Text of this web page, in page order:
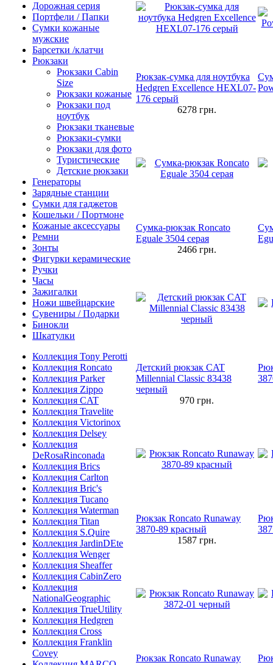
Дорожная серия
Портфели / Папки
Сумки кожаные
мужские
Барсетки /клатчи
Рюкзаки
Рюкзаки Сabin
Size
Рюкзаки кожаные
Рюкзаки под
ноутбук
Рюкзаки тканевые
Рюкзаки-сумки
Рюкзаки для фото
Туристические
Детские рюкзаки
Генераторы
Зарядные станции
Сумки для гаджетов
Кошельки / Портмоне
Кожаные аксессуары
Ремни
Зонты
Фигурки керамические
Ручки
Часы
Зажигалки
Ножи швейцарские
Сувениры / Подарки
Бинокли
Шкатулки
Коллекция Tony Perotti
Коллекция Roncato
Коллекция Parker
Коллекция Zippo
Коллекция CAT
Коллекция Travelite
Коллекция Victorinox
Коллекция Delsey
Коллекция
DeRosaRinconada
Коллекция Brics
Коллекция Carlton
Коллекция Bric's
Коллекция Tucano
Коллекция Waterman
Коллекция Titan
Коллекция S.Quire
Коллекция JardinDEte
Коллекция Wenger
Коллекция Sheaffer
Коллекция CabinZero
Коллекция
NationalGeographic
Коллекция TrueUtility
Коллекция Hedgren
Коллекция Cross
Коллекция Franklin
Covey
Рюкзак-сумка для ноутбука
Hedgren Excellence HEXL07-
176 серый
6278 грн.
Сумка-рюкзак Roncato
Eguale 3504 серая
2466 грн.
Детский рюкзак CAT
Millennial Classic 83438
черный
970 грн.
Рюкзак Roncato Runaway
3870-89 красный
1587 грн.
Рюкзак Roncato Runaway